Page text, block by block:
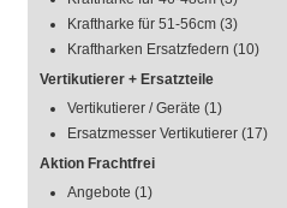
Kraftharke für 51-56cm (3)
Kraftharken Ersatzfedern (10)
Vertikutierer + Ersatzteile
Vertikutierer / Geräte (1)
Ersatzmesser Vertikutierer (17)
Aktion Frachtfrei
Angebote (1)